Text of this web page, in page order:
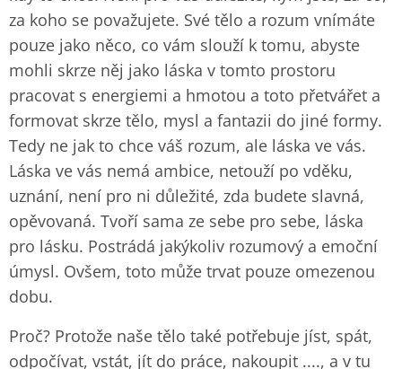
za koho se považujete. Své tělo a rozum vnímáte
pouze jako něco, co vám slouží k tomu, abyste
mohli skrze něj jako láska v tomto prostoru
pracovat s energiemi a hmotou a toto přetvářet a
formovat skrze tělo, mysl a fantazii do jiné formy.
Tedy ne jak to chce váš rozum, ale láska ve vás.
Láska ve vás nemá ambice, netouží po vděku,
uznání, není pro ni důležité, zda budete slavná,
opěvovaná. Tvoří sama ze sebe pro sebe, láska
pro lásku. Postrádá jakýkoliv rozumový a emoční
úmysl. Ovšem, toto může trvat pouze omezenou
dobu.
Proč? Protože naše tělo také potřebuje jíst, spát,
odpočívat, vstát, jít do práce, nakoupit ...., a v tu